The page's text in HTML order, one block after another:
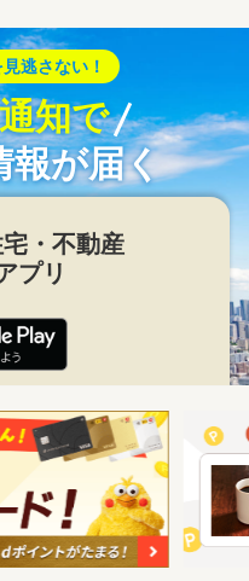
逃さない！
知で
報が届く
・不動産
プリ